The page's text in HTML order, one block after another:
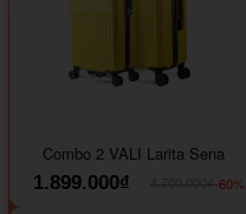
Combo 2 VALI Larita Sena
1.899.000₫
-60%